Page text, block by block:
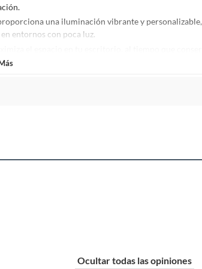
una iluminación vibrante y personalizable,
entornos con poca luz.
para una máxima comodidad y funcionalidad.
Ocultar todas las opiniones